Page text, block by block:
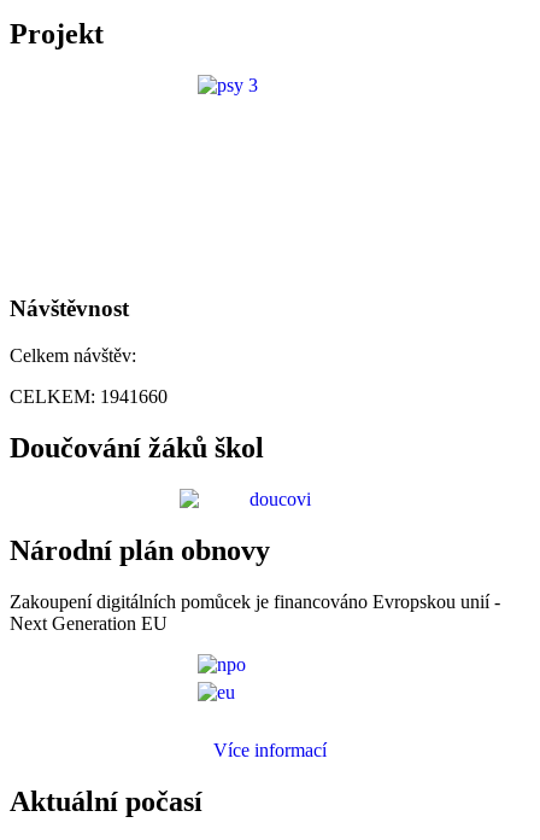
Projekt
Návštěvnost
Celkem návštěv:
CELKEM: 1941660
Doučování žáků škol
Národní plán obnovy
Zakoupení digitálních pomůcek je financováno Evropskou unií -
Next Generation EU
Více informací
Aktuální počasí